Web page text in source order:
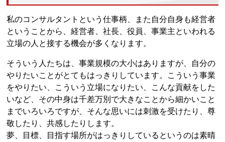
私のコンサルタントという仕事柄、また自分自身も経営者
ということから、経営者、社長、役員、事業主といわれる
立場の人と接する機会が多くなります。
そういう人たちは、事業規模の大小はありますが、自分の
やりたいことがとてもはっきりしています。こういう事業
をやりたい、こういう立場になりたい、こんな貢献をした
いなど、その中身は千差万別で大きなことから細かいこと
までいろいろですが、そんな思いには刺激を受けたり、尊
敬したり、共感したりします。
夢、目標、目指す場所がはっきりしているというのは素晴